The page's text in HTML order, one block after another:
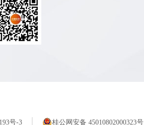
号-3 桂公网安备 45010802000323号